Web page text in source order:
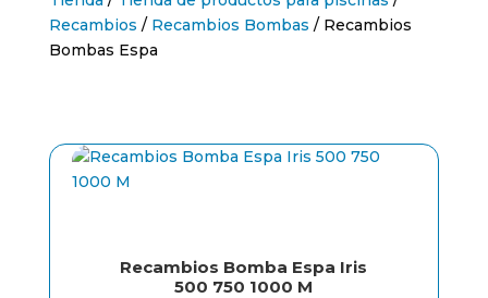
Recambios / Recambios Bombas / Recambios
Bombas Espa
Recambios Bomba Espa Iris
500 750 1000 M